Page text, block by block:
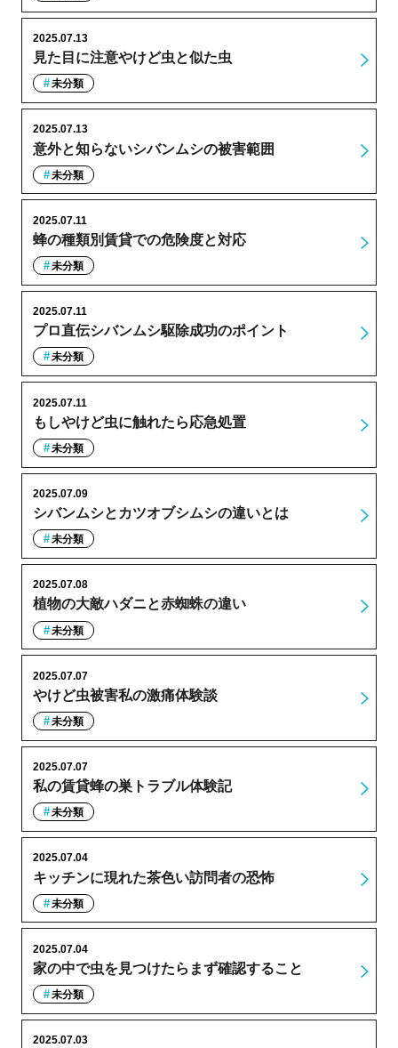
見た目に注意やけど虫と似た虫
2025.07.13
未分類
意外と知らないシバンムシの被害範囲
2025.07.13
未分類
蜂の種類別賃貸での危険度と対応
2025.07.11
未分類
プロ直伝シバンムシ駆除成功のポイント
2025.07.11
未分類
もしやけど虫に触れたら応急処置
2025.07.11
未分類
シバンムシとカツオブシムシの違いとは
2025.07.09
未分類
植物の大敵ハダニと赤蜘蛛の違い
2025.07.08
未分類
やけど虫被害私の激痛体験談
2025.07.07
未分類
私の賃貸蜂の巣トラブル体験記
2025.07.07
未分類
キッチンに現れた茶色い訪問者の恐怖
2025.07.04
未分類
家の中で虫を見つけたらまず確認すること
2025.07.04
未分類
2025.07.03